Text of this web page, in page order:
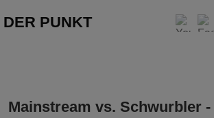
DER PUNKT
Mainstream vs. Schwurbler -